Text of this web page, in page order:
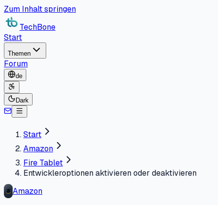
Zum Inhalt springen
TechBone
Start
Themen
Forum
de
Dark
Start
Amazon
Fire Tablet
Entwickleroptionen aktivieren oder deaktivieren
Amazon